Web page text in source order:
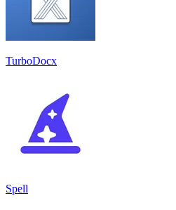
TurboDocx
Spell